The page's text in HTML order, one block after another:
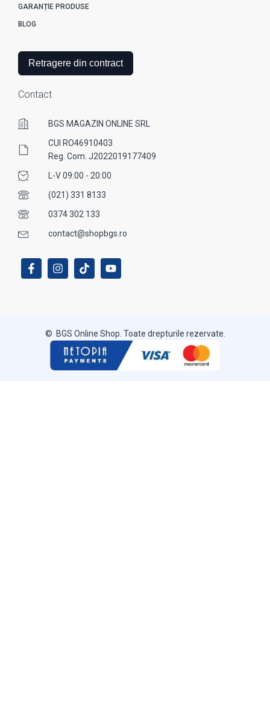
GARANȚIE PRODUSE
BLOG
Retragere din contract
Contact
BGS MAGAZIN ONLINE SRL
CUI RO46910403
Reg. Com. J2022019177409
L-V 09:00 - 20:00
(021) 331 8133
0374 302 133
contact@shopbgs.ro
© BGS Online Shop. Toate drepturile rezervate.